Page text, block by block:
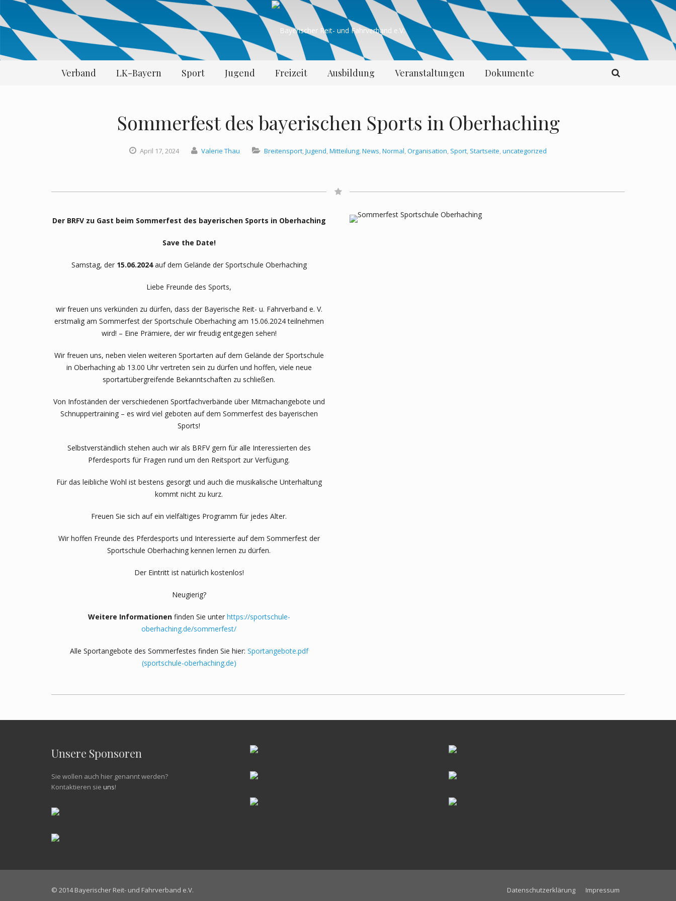
Verband LK-Bayern Sport Jugend Freizeit Ausbildung Veranstaltungen Dokumente
Sommerfest des bayerischen Sports in Oberhaching
April 17,2024 Valerie Thau Breitensport,Jugend,Mitteilung,News,Normal,Organisation, Sport, Startseite,uncategorized
Der BRFV zu Gast beim Sommerfest des bayerischen Sports in Oberhaching
Save the Date!
Samstag, der 15.06.2024auf dem Gelände der Sportschule Oberhaching
Liebe Freunde des Sports,
wir freuen uns verkünden zu dürfen, dass der Bayerische Reit- u. Fahrverband e. V.
erstmalig am Sommerfest der Sportschule Oberhaching am 15.06.2024 teilnehmen
wird! – Eine Prämiere, der wir freudig entgegen sehen!
Wir freuen uns, neben vielen weiteren Sportarten auf dem Gelände der Sportschule
in Oberhaching ab 13.00 Uhr vertreten sein zu dürfen und hoffen, viele neue
sportartübergreifende Bekanntschaften zu schließen.
Von Infoständen der verschiedenen Sportfachverbände über Mitmachangebote und
Schnuppertraining – es wird viel geboten auf dem Sommerfest des bayerischen
Sports!
Selbstverständlich stehen auch wir als BRFV gern für alle Interessierten des
Pferdesports für Fragen rund um den Reitsport zur Verfügung.
Für das leibliche Wohl ist bestens gesorgt und auch die musikalische Unterhaltung
kommt nicht zu kurz.
Freuen Sie sich auf ein vielfältiges Programm für jedes Alter.
Wir hoffen Freunde des Pferdesports und Interessierte auf dem Sommerfest der
Sportschule Oberhaching kennen lernen zu dürfen.
Der Eintritt ist natürlich kostenlos!
Neugierig?
Weitere Informationenfinden Sie unter https://sportschule-
oberhaching.de/sommerfest/
Alle Sportangebote des Sommerfestes finden Sie hier: Sportangebote.pdf
(sportschule-oberhaching.de)
Unsere Sponsoren
Sie wollen auch hier genannt werden?
Kontaktieren sie uns!
© 2014 Bayerischer Reit- und Fahrverband e.V. Datenschutzerklärung Impressum